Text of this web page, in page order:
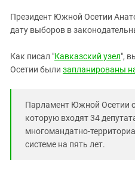
Ингушетия
Калмыкия
Краснодарский край
Нагорный Карабах
Президент Южной Осетии
дату выборов в
Как писал "Кавказский узел",
Осетии были запланированы
Парламент Южной Осетии
которую входят 34
многомандатно-
системе на пять лет.